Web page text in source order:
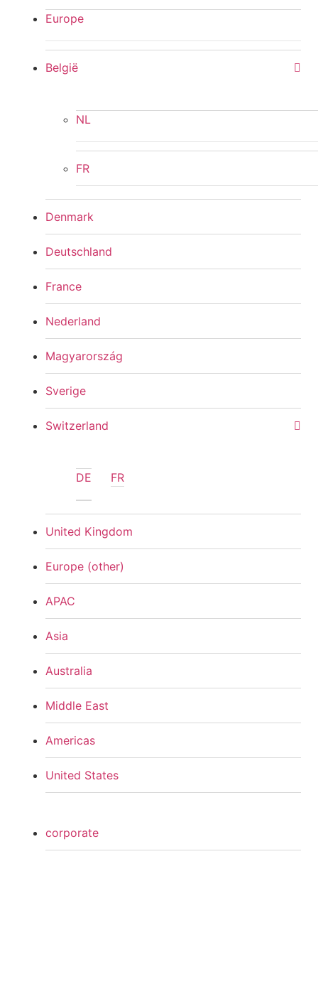
Europe
België
NL
FR
Denmark
Deutschland
France
Nederland
Magyarország
Sverige
Switzerland
DE FR
United Kingdom
Europe (other)
APAC
Asia
Australia
Middle East
Americas
United States
corporate